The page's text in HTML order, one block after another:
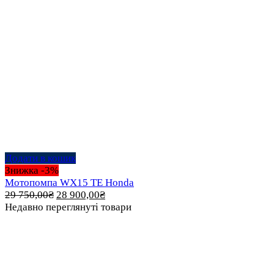
Додати в кошик
Знижка -3%
Мотопомпа WX15 TE Honda
29 750,00₴ Оригінальна
ціна:
28 900,00₴Поточна
ціна:
Недавно переглянуті товари